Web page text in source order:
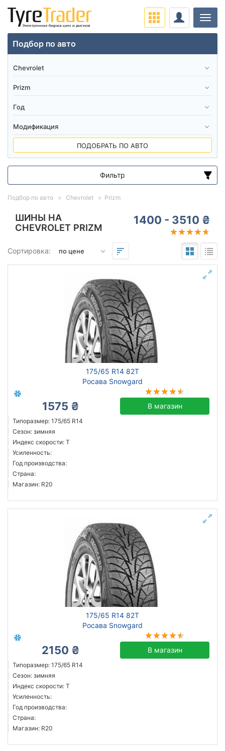
ШИНЫ НА
CHEVROLET PRIZM
1400 - 3510 ₴
Сортировка:
175/65 R14 82T
Росава Snowgard
1575 ₴ В магазин
Типоразмер: 175/65 R14
Сезон: зимняя
Индекс скорости: T
Усиленность:
Год производства:
Страна:
Магазин: R20
175/65 R14 82T
Росава Snowgard
2150 ₴ В магазин
Типоразмер: 175/65 R14
Сезон: зимняя
Индекс скорости: T
Усиленность:
Год производства:
Страна:
Магазин: R20
Подбор по авто Chevrolet Prizm
Подбор по авто
ПОДОБРАТЬ ПО АВТО
Фильтр
Диапазон цен
от
Triangle
Sailun
Pirelli
Altenzo
Тип транспортного средства
Усиленная шина
Год производства
Страна производства
Сбросить